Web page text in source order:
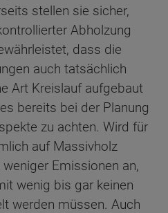
stellen sie sicher,
Abholzung
dass die
auch tatsächlich
Art Kreislauf aufgebaut
bereits bei der Planung
zu achten. Wird für
auf Massivholz
Emissionen an,
wenig bis gar keinen
werden müssen. Auch